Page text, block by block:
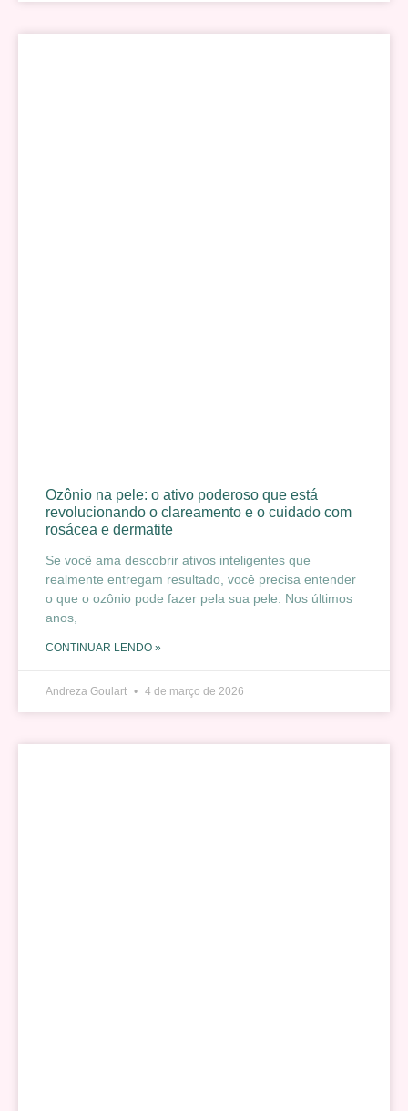
Ozônio na pele: o ativo poderoso que está
revolucionando o clareamento e o cuidado com
rosácea e dermatite
Se você ama descobrir ativos inteligentes que
realmente entregam resultado, você precisa entender
o que o ozônio pode fazer pela sua pele. Nos últimos
anos,
CONTINUAR LENDO »
Andreza Goulart 4 de março de 2026